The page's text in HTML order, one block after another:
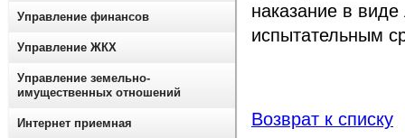
наказание в
испытательным
Возврат к списку
Управление финансов
Управление ЖКХ
Управление земельно-
имущественных отношений
Интернет приемная